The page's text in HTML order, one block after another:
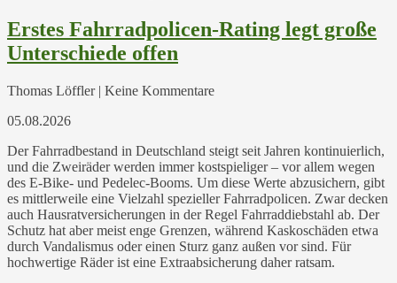
Aktuelle
News
Erstes Fahrradpolicen-Rating legt große
Unterschiede offen
Thomas Löffler | Keine Kommentare
05.08.2026
Der Fahrradbestand in Deutschland steigt seit Jahren kontinuierlich,
und die Zweiräder werden immer kostspieliger – vor allem wegen
des E-Bike- und Pedelec-Booms. Um diese Werte abzusichern, gibt
es mittlerweile eine Vielzahl spezieller Fahrradpolicen. Zwar decken
auch Hausratversicherungen in der Regel Fahrraddiebstahl ab. Der
Schutz hat aber meist enge Grenzen, während Kaskoschäden etwa
durch Vandalismus oder einen Sturz ganz außen vor sind. Für
hochwertige Räder ist eine Extraabsicherung daher ratsam.